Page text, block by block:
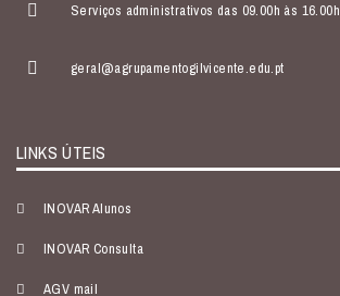
Serviços administrativos das 09.00h às 16.00h
geral@agrupamentogilvicente.edu.pt
LINKS ÚTEIS
INOVAR Alunos
INOVAR Consulta
AGV mail